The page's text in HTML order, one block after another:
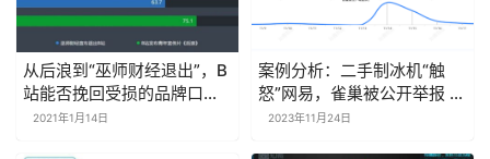
从后浪到“巫师财经退出”，B
站能否挽回受损的品牌口
碑？
2021年1月14日
案例分析：二手制冰机“触
怒”网易，雀巢被公开举报 |
探舆论场
2023年11月24日